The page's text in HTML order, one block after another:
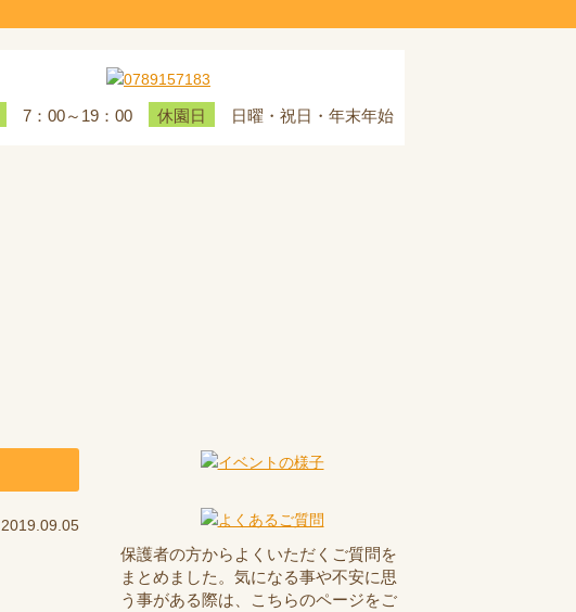
7：00～19：00 休園日 日曜・祝日・年末年始
2019.09.05
保護者の方からよくいただくご質問を
まとめました。気になる事や不安に思
う事がある際は、こちらのページをご